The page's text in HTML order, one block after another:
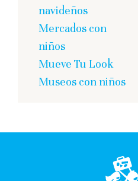
navideños
Mercados con
niños
Mueve Tu Look
Museos con niños